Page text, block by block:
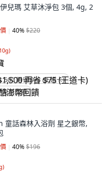
兒瑪 艾草沐淨包 3個, 4g, 2
40%$220
)
再省 $75 (王道卡)
澎幣回饋
童話森林入浴劑 星之銀幣,
40%$196
)